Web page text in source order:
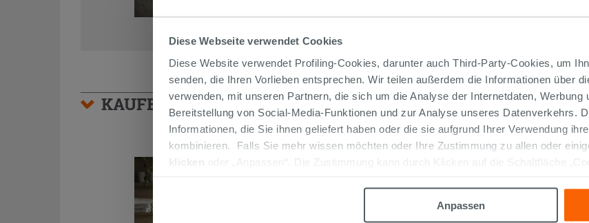
Diese Webseite verwendet Cookies
Diese Website verwendet Profiling-Cookies, darunter auch Third-Party-Cookies, um
senden, die Ihren Vorlieben entsprechen. Wir teilen außerdem die Informationen über
verwenden, mit unseren Partnern, die sich um die Analyse der Internetdaten,
Bereitstellung von Social-Media-Funktionen und zur Analyse unseres Datenverkehrs.
Informationen, die Sie ihnen geliefert haben oder die sie aufgrund Ihrer Verwendung
kombinieren. Falls Sie mehr wissen möchten oder Ihre Zustimmung zu allen oder
klicken
oder „Anpassen“. Die Zustimmung kann durch Klicken auf die Schaltfläche
Anpassen
KAUFBARES ZUBEHÖR